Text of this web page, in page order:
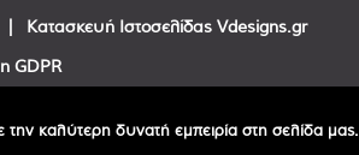
Κατασκευή Ιστοσελίδας Vdesigns.gr
GDPR
καλύτερη δυνατή εμπειρία στη σελίδα μας.